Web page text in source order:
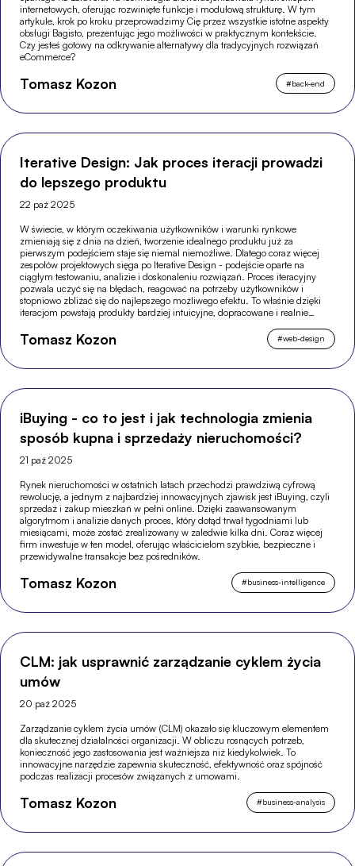
internetowych, oferując rozwinięte funkcje i modułową strukturę. W tym
artykule, krok po kroku przeprowadzimy Cię przez wszystkie istotne aspekty
obsługi Bagisto, prezentując jego możliwości w praktycznym kontekście.
Czy jesteś gotowy na odkrywanie alternatywy dla tradycyjnych rozwiązań
eCommerce?
Tomasz Kozon #back-end
Iterative Design: Jak proces iteracji prowadzi
do lepszego produktu
22 paź 2025
W świecie, w którym oczekiwania użytkowników i warunki rynkowe
zmieniają się z dnia na dzień, tworzenie idealnego produktu już za
pierwszym podejściem staje się niemal niemożliwe. Dlatego coraz więcej
zespołów projektowych sięga po Iterative Design - podejście oparte na
ciągłym testowaniu, analizie i doskonaleniu rozwiązań. Proces iteracyjny
pozwala uczyć się na błędach, reagować na potrzeby użytkowników i
stopniowo zbliżać się do najlepszego możliwego efektu. To właśnie dzięki
iteracjom powstają produkty bardziej intuicyjne, dopracowane i realnie
Tomasz Kozon #web-design
iBuying - co to jest i jak technologia zmienia
sposób kupna i sprzedaży nieruchomości?
21 paź 2025
Rynek nieruchomości w ostatnich latach przechodzi prawdziwą cyfrową
rewolucję, a jednym z najbardziej innowacyjnych zjawisk jest iBuying, czyli
sprzedaż i zakup mieszkań w pełni online. Dzięki zaawansowanym
algorytmom i analizie danych proces, który dotąd trwał tygodniami lub
miesiącami, może zostać zrealizowany w zaledwie kilka dni. Coraz więcej
firm inwestuje w ten model, oferując właścicielom szybkie, bezpieczne i
przewidywalne transakcje bez pośredników.
Tomasz Kozon #business-intelligence
CLM: jak usprawnić zarządzanie cyklem życia
umów
20 paź 2025
Zarządzanie cyklem życia umów (CLM) okazało się kluczowym elementem
dla skutecznej działalności organizacji. W obliczu rosnących potrzeb,
konieczność jego zastosowania jest ważniejsza niż kiedykolwiek. To
innowacyjne narzędzie zapewnia skuteczność, efektywność oraz spójność
podczas realizacji procesów związanych z umowami.
Tomasz Kozon #business-analysis